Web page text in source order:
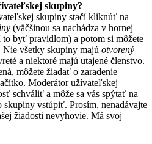
skupiny?
skupiny stačí kliknúť na
(väčšinou sa nachádza v hornej
to byť pravidlom) a potom si môžete
všetky skupiny majú otvorený
a niektoré majú utajené členstvo.
môžete žiadať o zaradenie
Moderátor užívateľskej
schváliť a môže sa vás spýtať na
skupiny vstúpiť. Prosím, nenadávajte
žiadosti nevyhovie. Má svoj